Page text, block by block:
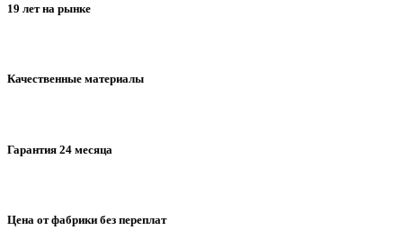
19 лет на рынке
Качественные материалы
Гарантия 24 месяца
Цена от фабрики без переплат